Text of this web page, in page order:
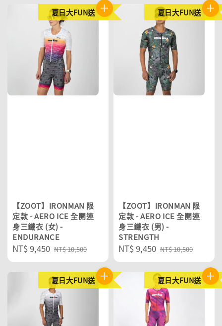
夏日大FUN送
【ZOOT】IRONMAN 限
定款 - AERO ICE 全開連
身三鐵衣 (女) -
ENDURANCE
Sale
price
NT$ 9,450 Regular
price
NT$ 10,500
夏日大FUN送
【ZOOT】IRONMAN 限
定款 - AERO ICE 全開連
身三鐵衣 (男) -
STRENGTH
Sale
price
NT$ 9,450 Regular
price
NT$ 10,500
夏日大FUN送 夏日大FUN送